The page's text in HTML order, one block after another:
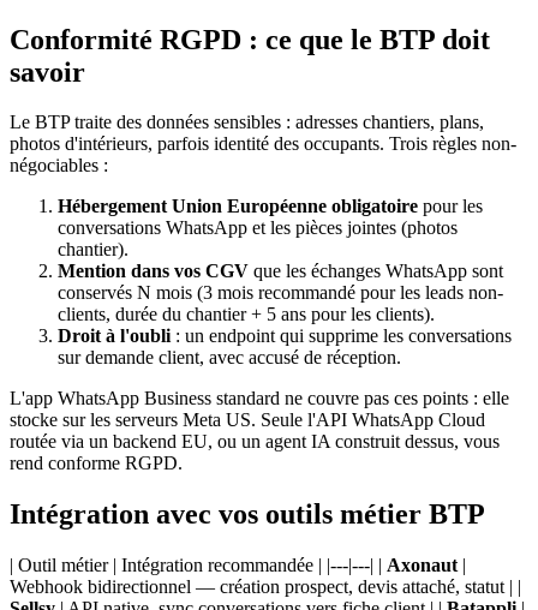
Conformité RGPD : ce que le BTP doit
savoir
Le BTP traite des données sensibles : adresses chantiers, plans,
photos d'intérieurs, parfois identité des occupants. Trois règles non-
négociables :
Hébergement Union Européenne obligatoire pour les
conversations WhatsApp et les pièces jointes (photos
chantier).
Mention dans vos CGV que les échanges WhatsApp sont
conservés N mois (3 mois recommandé pour les leads non-
clients, durée du chantier + 5 ans pour les clients).
Droit à l'oubli: un endpoint qui supprime les conversations
sur demande client, avec accusé de réception.
L'app WhatsApp Business standard ne couvre pas ces points : elle
stocke sur les serveurs Meta US. Seule l'API WhatsApp Cloud
routée via un backend EU, ou un agent IA construit dessus, vous
rend conforme RGPD.
Intégration avec vos outils métier BTP
| Outil métier | Intégration recommandée | |---|---| | Axonaut |
Webhook bidirectionnel — création prospect, devis attaché, statut | |